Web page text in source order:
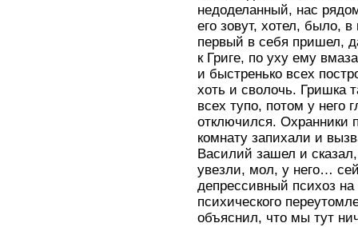
недоделанный, нас
его зовут, хотел, было,
первый в себя пришел,
к Григе, по уху ему
и быстренько всех
хоть и сволочь. Гришка
всех тупо, потом у него
отключился. Охранники
комнату запихали и
Василий зашел и
увезли, мол, у него…
депрессивный психоз
психического
объяснил, что мы тут